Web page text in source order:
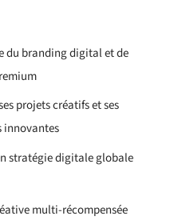
du branding digital et de
projets créatifs et ses
innovantes
stratégie digitale globale
multi-récompensée